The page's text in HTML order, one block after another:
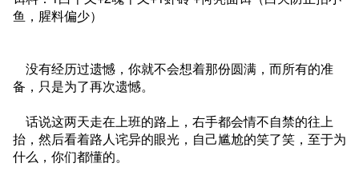
鱼，腥料偏少）
没有经历过遗憾，你就不会想着那份圆满，而所有的准
备，只是为了再次遗憾。
话说这两天走在上班的路上，右手都会情不自禁的往上
抬，然后看着路人诧异的眼光，自己尴尬的笑了笑，至于为
什么，你们都懂的。